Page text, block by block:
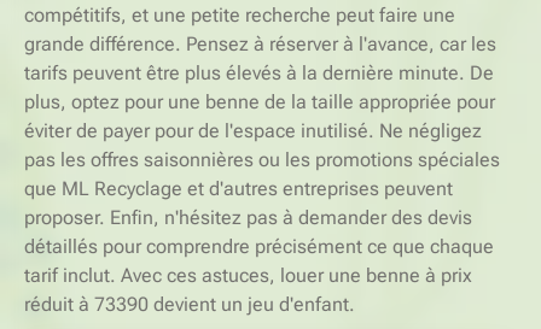
compétitifs, et une petite recherche peut faire une
grande différence. Pensez à réserver à l'avance, car les
tarifs peuvent être plus élevés à la dernière minute. De
plus, optez pour une benne de la taille appropriée pour
éviter de payer pour de l'espace inutilisé. Ne négligez
pas les offres saisonnières ou les promotions spéciales
que ML Recyclage et d'autres entreprises peuvent
proposer. Enfin, n'hésitez pas à demander des devis
détaillés pour comprendre précisément ce que chaque
tarif inclut. Avec ces astuces, louer une benne à prix
réduit à 73390 devient un jeu d'enfant.